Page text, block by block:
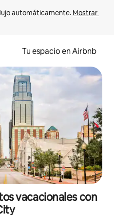
automáticamente. Mostrar
Tu espacio en Airbnb
vacacionales con